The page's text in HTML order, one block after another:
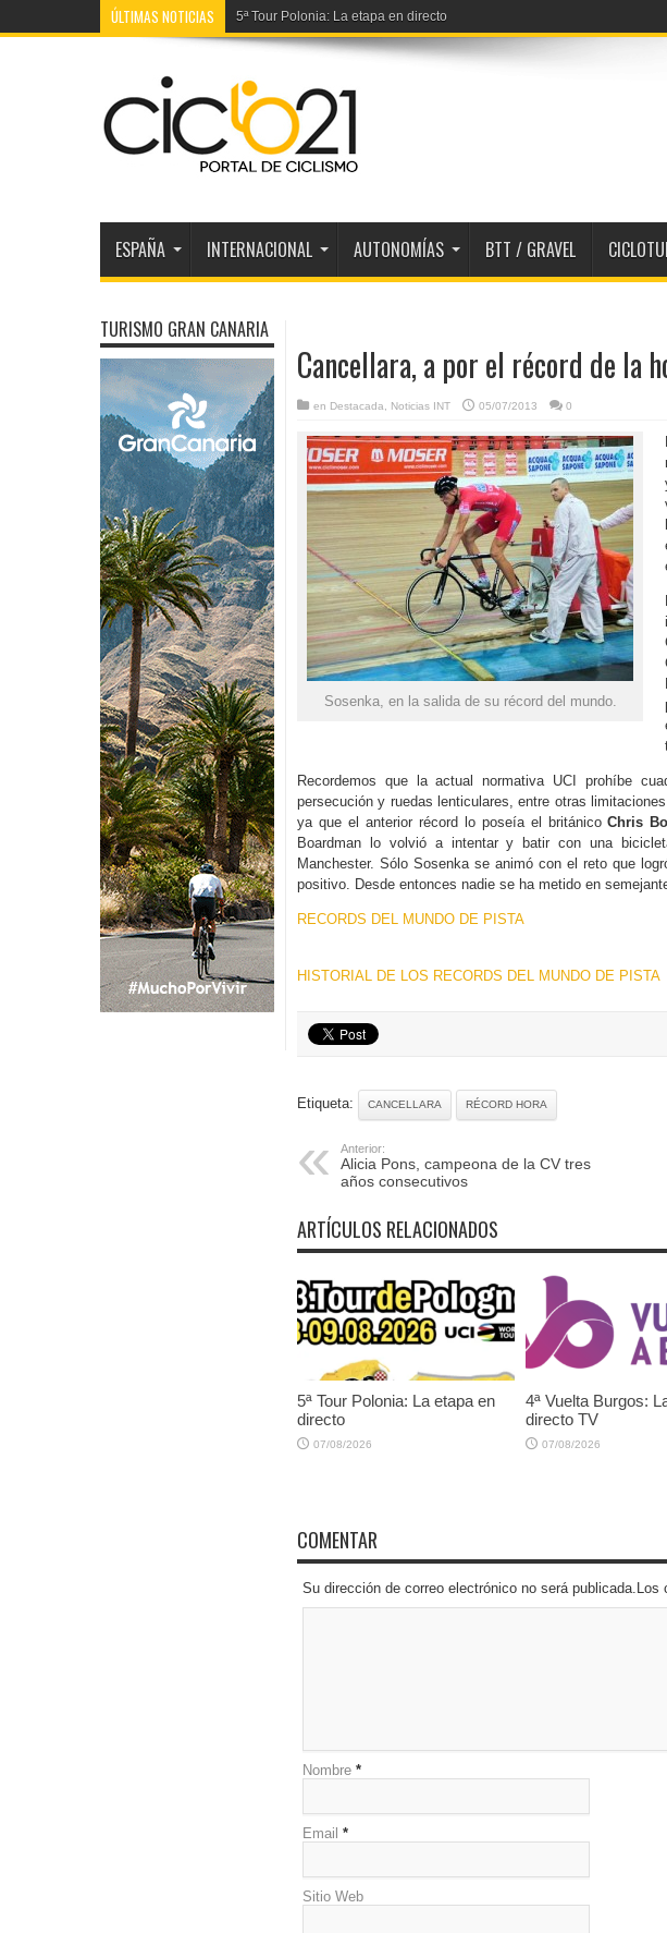
ÚLTIMAS NOTICIAS 5ª Tour Polonia: La etapa en directo
ESPAÑA INTERNACIONAL AUTONOMÍAS BTT / GRAVEL
Cancellara, a por el récord de la
en Destacada Noticias INT 05/07/2013 0
Sosenka, en la salida de su récord del mundo.
Recordemos que la actual normativa UCI prohíbe
persecución y ruedas lenticulares, entre otras
ya que el anterior récord lo poseía el británicoChris
Boardman lo volvió a intentar y batir con una
Manchester. Sólo Sosenka se animó con el reto que
positivo. Desde entonces nadie se ha metido en
RECORDS DEL MUNDO DE PISTA
HISTORIAL DE LOS RECORDS DEL MUNDO DE PISTA
Etiqueta: CANCELLARA RÉCORD HORA
Anterior:
Alicia Pons, campeona de la CV tres
años consecutivos
ARTÍCULOS RELACIONADOS
5ª Tour Polonia: La etapa en
directo
07/08/2026
4ª Vuelta Burgos:
directo TV
07/08/2026
COMENTAR
Su dirección de correo electrónico no será
Nombre *
Email *
Sitio Web
TURISMO GRAN CANARIA